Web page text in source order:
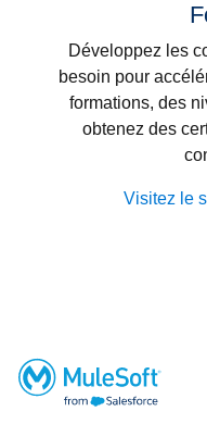
Développez les
besoin pour
formations, des
obtenez des
Visitez le